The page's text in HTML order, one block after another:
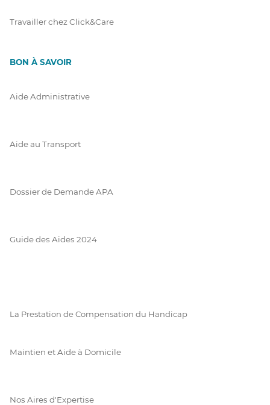
Travailler chez Click&Care
BON À SAVOIR
Aide Administrative
Aide au Transport
Dossier de Demande APA
Guide des Aides 2024
La Prestation de Compensation du Handicap
Maintien et Aide à Domicile
Nos Aires d'Expertise